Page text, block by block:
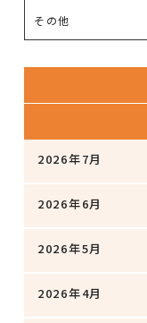
その他
2026年7月
2026年6月
2026年5月
2026年4月